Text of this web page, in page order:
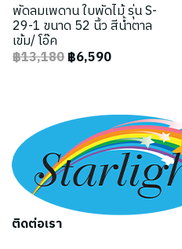
พัดลมเพดาน ใบพัดไม้ รุ่น S-
29-1 ขนาด 52 นิ้ว สีน้ำตาล
เข้ม/ โอ๊ค
฿13,180฿6,590
ติดต่อเรา